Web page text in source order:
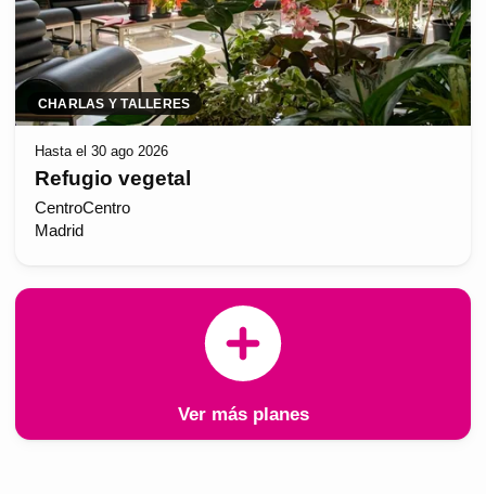
CHARLAS Y TALLERES
Hasta el 30 ago 2026
Refugio vegetal
CentroCentro
Madrid
Ver más planes